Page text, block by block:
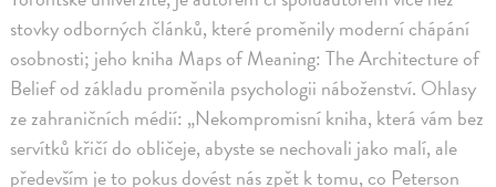
stovky odborných článků, které proměnily moderní chápání
osobnosti; jeho kniha Maps of Meaning: The Architecture of
Belief od základu proměnila psychologii náboženství. Ohlasy
ze zahraničních médií: „Nekompromisní kniha, která vám bez
servítků křičí do obličeje, abyste se nechovali jako malí, ale
především je to pokus dovést nás zpět k tomu, co Peterson